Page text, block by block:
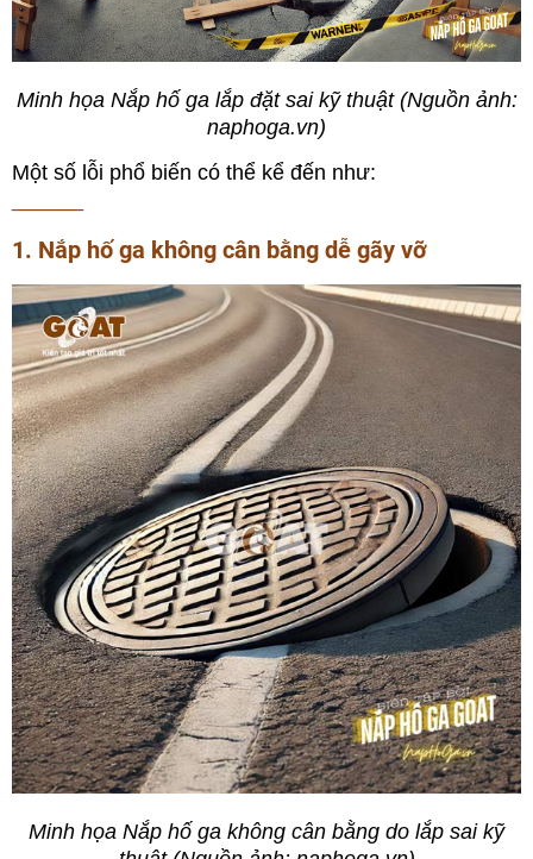
Minh họa Nắp hố ga lắp đặt sai kỹ thuật (Nguồn ảnh:
naphoga.vn)
Một số lỗi phổ biến có thể kể đến như:
1. Nắp hố ga không cân bằng dễ gãy vỡ
Minh họa Nắp hố ga không cân bằng do lắp sai kỹ